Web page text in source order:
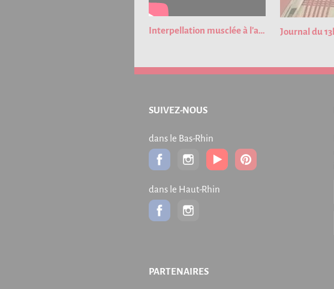
Interpellation musclée à l'aéroport de Strasbourg !
SUIVEZ-NOUS
dans le Bas-Rhin
dans le Haut-Rhin
PARTENAIRES